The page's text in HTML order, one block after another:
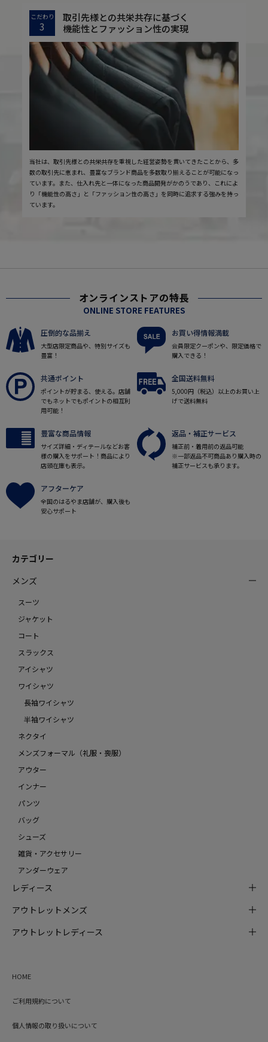
こだわり
3
取引先様との共栄共存に基づく
機能性とファッション性の実現
当社は、取引先様との共栄共存を重視した経営姿勢を貫いてきたことから、多
数の取引先に恵まれ、豊富なブランド商品を多数取り揃えることが可能になっ
ています。また、仕入れ先と一体になった商品開発がかのうであり、これによ
り「機能性の高さ」と「ファッション性の高さ」を同時に追求する強みを持っ
ています。
オンラインストアの特長
ONLINE STORE FEATURES
圧倒的な品揃え
大型店限定商品や、特別サイズも
豊富！
お買い得情報満載
会員限定クーポンや、限定価格で
購入できる！
共通ポイント
ポイントが貯まる、使える。店舗
でもネットでもポイントの相互利
用可能！
全国送料無料
5,000円（税込）以上のお買い上
げで送料無料
豊富な商品情報
サイズ詳細・ディテールなどお客
様の購入をサポート！商品により
店頭在庫も表示。
返品・補正サービス
補正前・着用前の返品可能
※一部返品不可商品あり購入時の
補正サービスも承ります。
アフターケア
全国のはるやま店舗が、購入後も
安心サポート
カテゴリー
メンズ
スーツ
ジャケット
コート
スラックス
アイシャツ
ワイシャツ
長袖ワイシャツ
半袖ワイシャツ
ネクタイ
メンズフォーマル（礼服・喪服）
アウター
インナー
パンツ
バッグ
シューズ
雑貨・アクセサリー
アンダーウェア
レディース
アウトレットメンズ
アウトレットレディース
HOME
ご利用規約について
個人情報の取り扱いについて